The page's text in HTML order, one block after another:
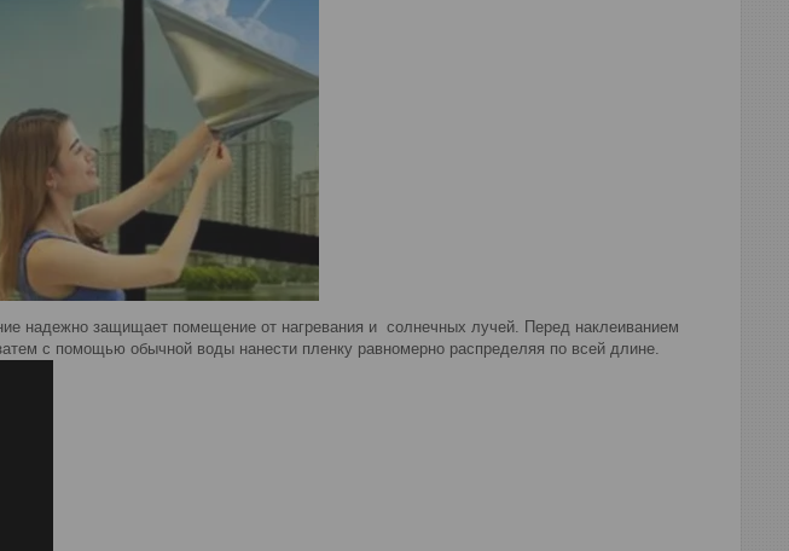
надежно защищает помещение от нагревания и солнечных лучей. Перед наклеиванием
с помощью обычной воды нанести пленку равномерно распределяя по всей длине.